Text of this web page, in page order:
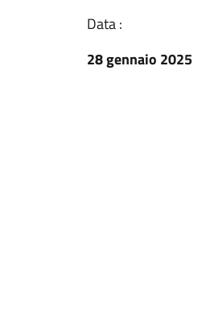
Data :
28 gennaio 2025